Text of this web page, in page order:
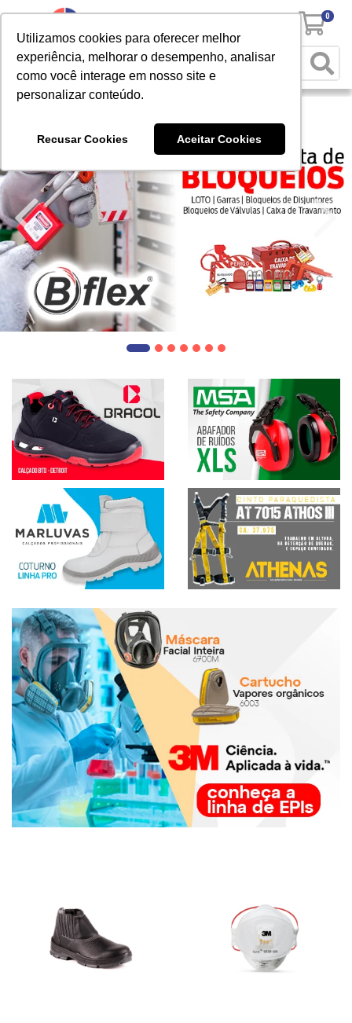
Utilizamos cookies para oferecer melhor
experiência, melhorar o desempenho, analisar
como você interage em nosso site e
personalizar conteúdo.
Recusar Cookies Aceitar Cookies
0